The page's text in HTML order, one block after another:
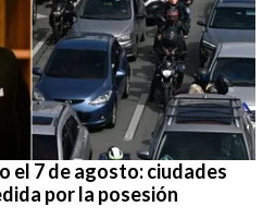
el 7 de agosto: ciudades
por la posesión